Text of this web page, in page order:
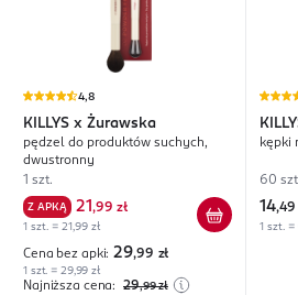
4,8
KILLYS x Żurawska
pędzel do produktów suchych,
dwustronny
1 szt.
Z APKĄ 21 ,99 zł
1 szt. = 21,99 zł
Cena bez apki: 29,99 zł
1 szt. = 29,99 zł
Najniższa cena: 29,99 zł
kępki
60
14,49
1 szt. =